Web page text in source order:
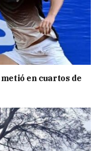
en cuartos de